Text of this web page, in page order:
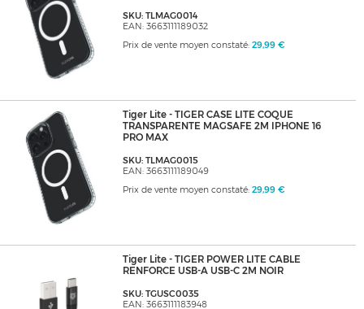
SKU: TLMAG0014
EAN: 3663111189032
Prix de vente moyen constaté: 29,99 €
Tiger Lite - TIGER CASE LITE COQUE
TRANSPARENTE MAGSAFE 2M IPHONE 16
PRO MAX
SKU: TLMAG0015
EAN: 3663111189049
Prix de vente moyen constaté: 29,99 €
Tiger Lite - TIGER POWER LITE CABLE
RENFORCE USB-A USB-C 2M NOIR
SKU: TGUSC0035
EAN: 3663111183948